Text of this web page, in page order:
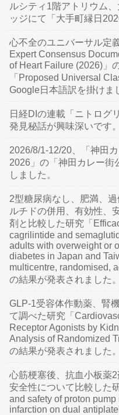
ルシティ1階アトリウム
ッジにて「大手町縁日
心不全のユニバーサル定
Expert Consensus
of Heart Failure (2026)」
「Proposed Universal
Google日本語訳を掛けま
日経DIの連載「ニトログ
発見秘話が興味深いです。
2026/8/1-12/20、「神田
2026」の「神田カレー街
しました。
2型糖尿病なし、肥満、
ルチドの併用、有効性、
剤と比較した研究「
cagrilintide and
adults with overweight or
diabetes in Japan and
multicentre, randomised,
の結果が発表されました。
GLP-1受容体作動薬、腎
て調べた研究「
Receptor Agonists by
Analysis of Randomized
の結果が発表されました。
心筋梗塞後、抗血小板薬
安全性について比較した
and safety of proton
infarction on dual